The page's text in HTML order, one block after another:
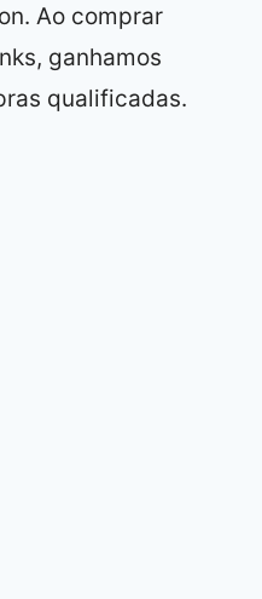
Ao comprar
ganhamos
qualificadas.